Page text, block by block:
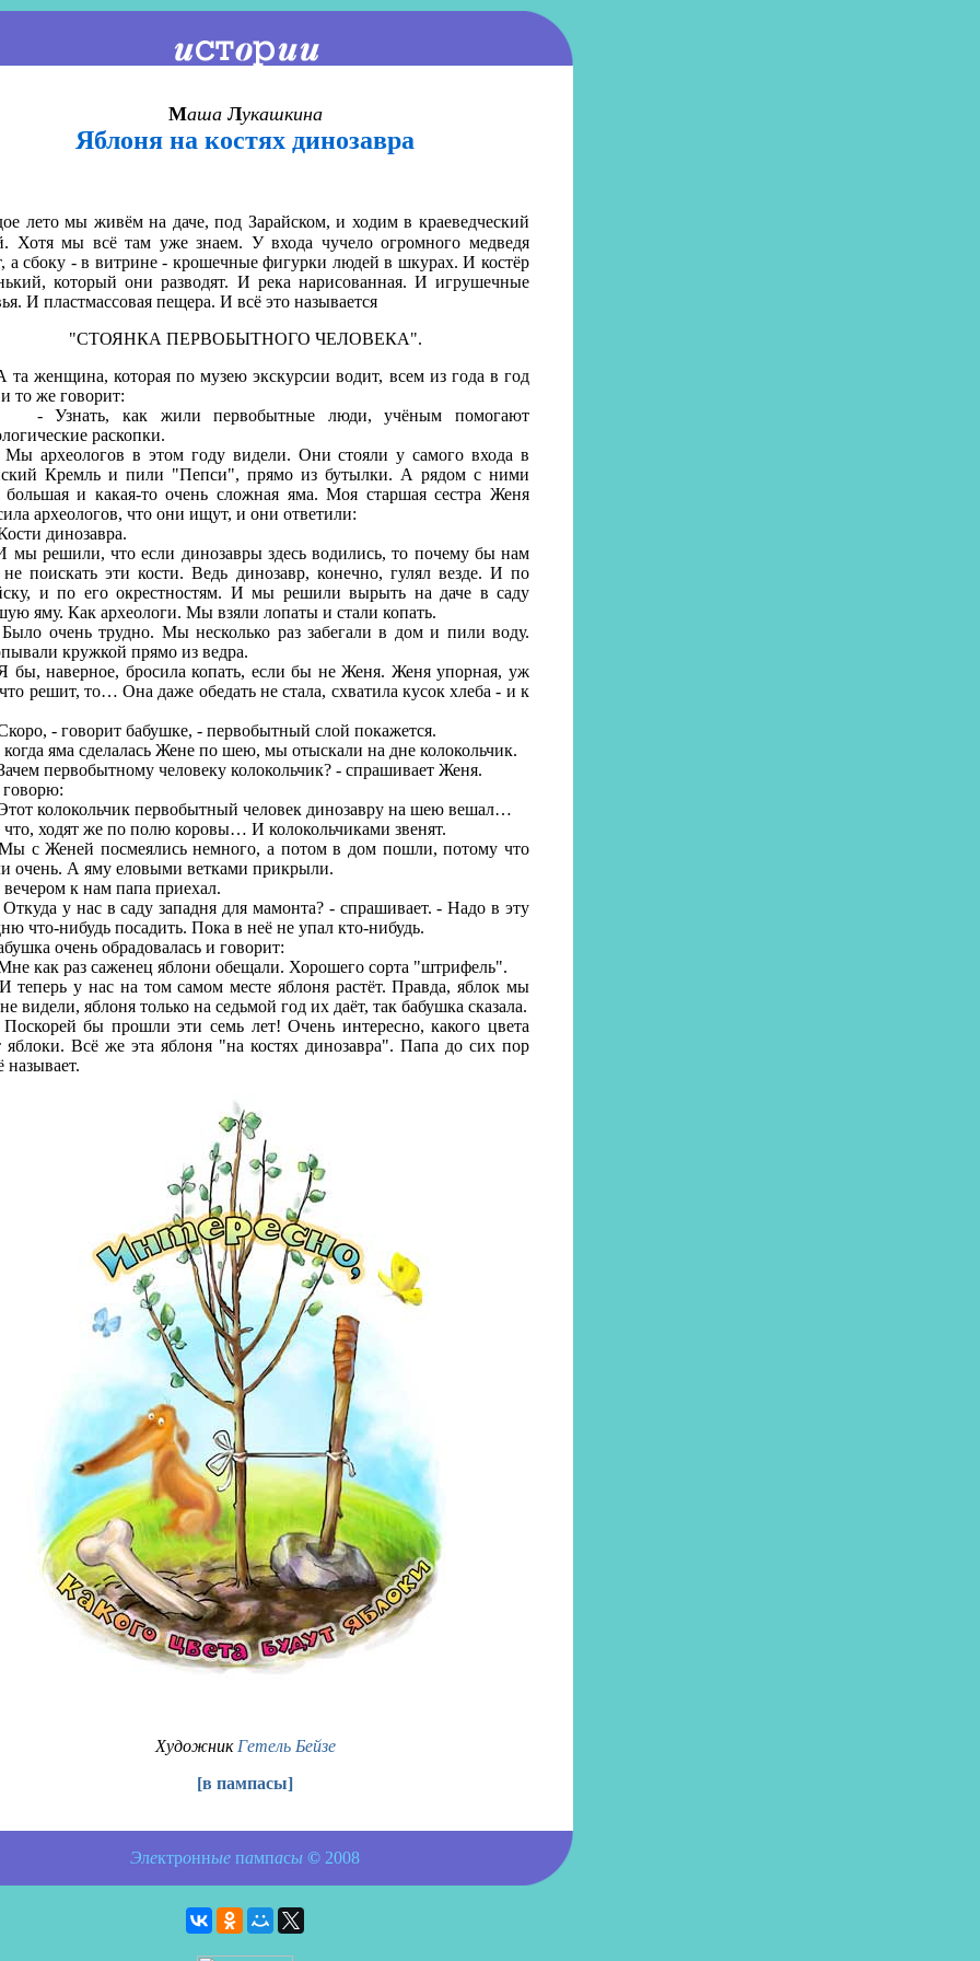
Маша Лукашкина
Яблоня на костях динозавра
лето мы живём на даче, под Зарайском, и ходим в краеведческий
Хотя мы всё там уже знаем. У входа чучело огромного медведя
а сбоку - в витрине - крошечные фигурки людей в шкурах. И костёр
который они разводят. И река нарисованная. И игрушечные
И пластмассовая пещера. И всё это называется
"СТОЯНКА ПЕРВОБЫТНОГО ЧЕЛОВЕКА".
женщина, которая по музею экскурсии водит, всем из года в год
то же говорит:
как жили первобытные люди, учёным помогают
раскопки.
в этом году видели. Они стояли у самого входа в
Кремль и пили "Пепси", прямо из бутылки. А рядом с ними
и какая-то очень сложная яма. Моя старшая сестра Женя
археологов, что они ищут, и они ответили:
динозавра.
решили, что если динозавры здесь водились, то почему бы нам
поискать эти кости. Ведь динозавр, конечно, гулял везде. И по
и по его окрестностям. И мы решили вырыть на даче в саду
яму. Как археологи. Мы взяли лопаты и стали копать.
очень трудно. Мы несколько раз забегали в дом и пили воду.
кружкой прямо из ведра.
наверное, бросила копать, если бы не Женя. Женя упорная, уж
решит, то… Она даже обедать не стала, схватила кусок хлеба - и к
- говорит бабушке, - первобытный слой покажется.
яма сделалась Жене по шею, мы отыскали на дне колокольчик.
первобытному человеку колокольчик? - спрашивает Женя.
колокольчик первобытный человек динозавру на шею вешал…
ходят же по полю коровы… И колокольчиками звенят.
Женей посмеялись немного, а потом в дом пошли, потому что
очень. А яму еловыми ветками прикрыли.
к нам папа приехал.
у нас в саду западня для мамонта? - спрашивает. - Надо в эту
что-нибудь посадить. Пока в неё не упал кто-нибудь.
очень обрадовалась и говорит:
как раз саженец яблони обещали. Хорошего сорта "штрифель".
у нас на том самом месте яблоня растёт. Правда, яблок мы
видели, яблоня только на седьмой год их даёт, так бабушка сказала.
бы прошли эти семь лет! Очень интересно, какого цвета
яблоки. Всё же эта яблоня "на костях динозавра". Папа до сих пор
называет.
Художник Гетель Бейзе
[в пампасы]
Электронные пампасы © 2008